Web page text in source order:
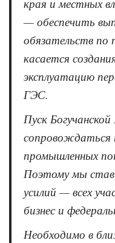
края и местных
— обеспечить
обязательств по
касается
эксплуатацию
ГЭС.
Пуск
сопровождаться
промышленных
Поэтому мы
усилий — всех
бизнес и
Необходимо в